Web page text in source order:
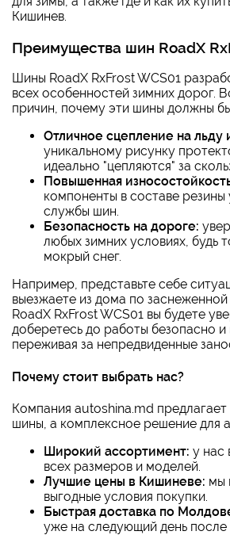
Кишинев.
Преимущества шин RoadX
Шины RoadX RxFrost WCS01
всех особенностей зимних дорог.
причин, почему эти шины должны
Отличное сцепление на льду
уникальному рисунку
идеально "цепляются" за
Повышенная
компоненты в составе
службы шин.
Безопасность на дороге:
любых зимних условиях, будь
мокрый снег.
Например, представьте себе
выезжаете из дома по
RoadX RxFrost WCS01 вы будете
доберетесь до работы безопасно и
переживая за непредвиденные
Почему стоит выбрать нас?
Компания autoshina.md
шины, а комплексное решение для
Широкий ассортимент: у нас
всех размеров и моделей.
Лучшие цены в Кишиневе: мы
выгодные условия покупки.
Быстрая доставка по
уже на следующий день после